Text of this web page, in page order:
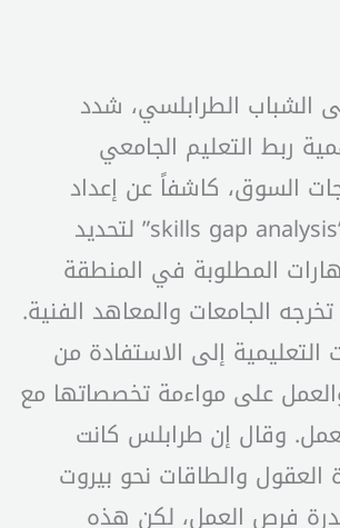
الشباب الطرابلسي، شدد
ربط التعليم الجامعي
السوق، كاشفاً عن إعداد
دراسة بعنوان “skills gap analysis” لتحديد
المطلوبة في المنطقة
الجامعات والمعاهد الفنية.
إلى الاستفادة من
على مواءمة تخصصاتها مع
وقال إن طرابلس كانت
والطاقات نحو بيروت
فرص العمل، لكن هذه